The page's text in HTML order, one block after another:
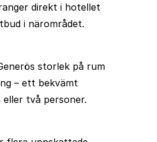
direkt i hotellet
i närområdet.
storlek på rum
– ett bekvämt
två personer.